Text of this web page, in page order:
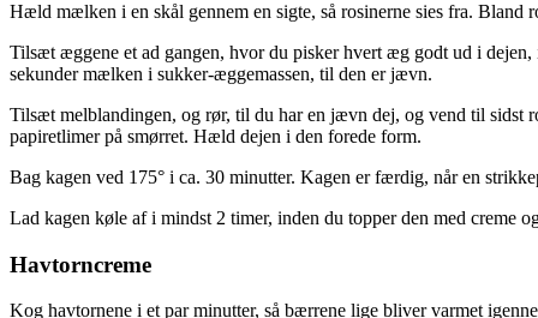
Hæld mælken i en skål gennem en sigte, så rosinerne sies fra. Bland
Tilsæt æggene et ad gangen, hvor du pisker hvert æg godt ud i
sekunder mælken i sukker-æggemassen, til den er jævn.
Tilsæt melblandingen, og rør, til du har en jævn dej, og vend til sidst
papiretlimer på smørret. Hæld dejen i den forede form.
Bag kagen ved 175° i ca. 30 minutter. Kagen er færdig, når en
Lad kagen køle af i mindst 2 timer, inden du topper den med creme
Havtorncreme
Kog havtornene i et par minutter, så bærrene lige bliver varmet